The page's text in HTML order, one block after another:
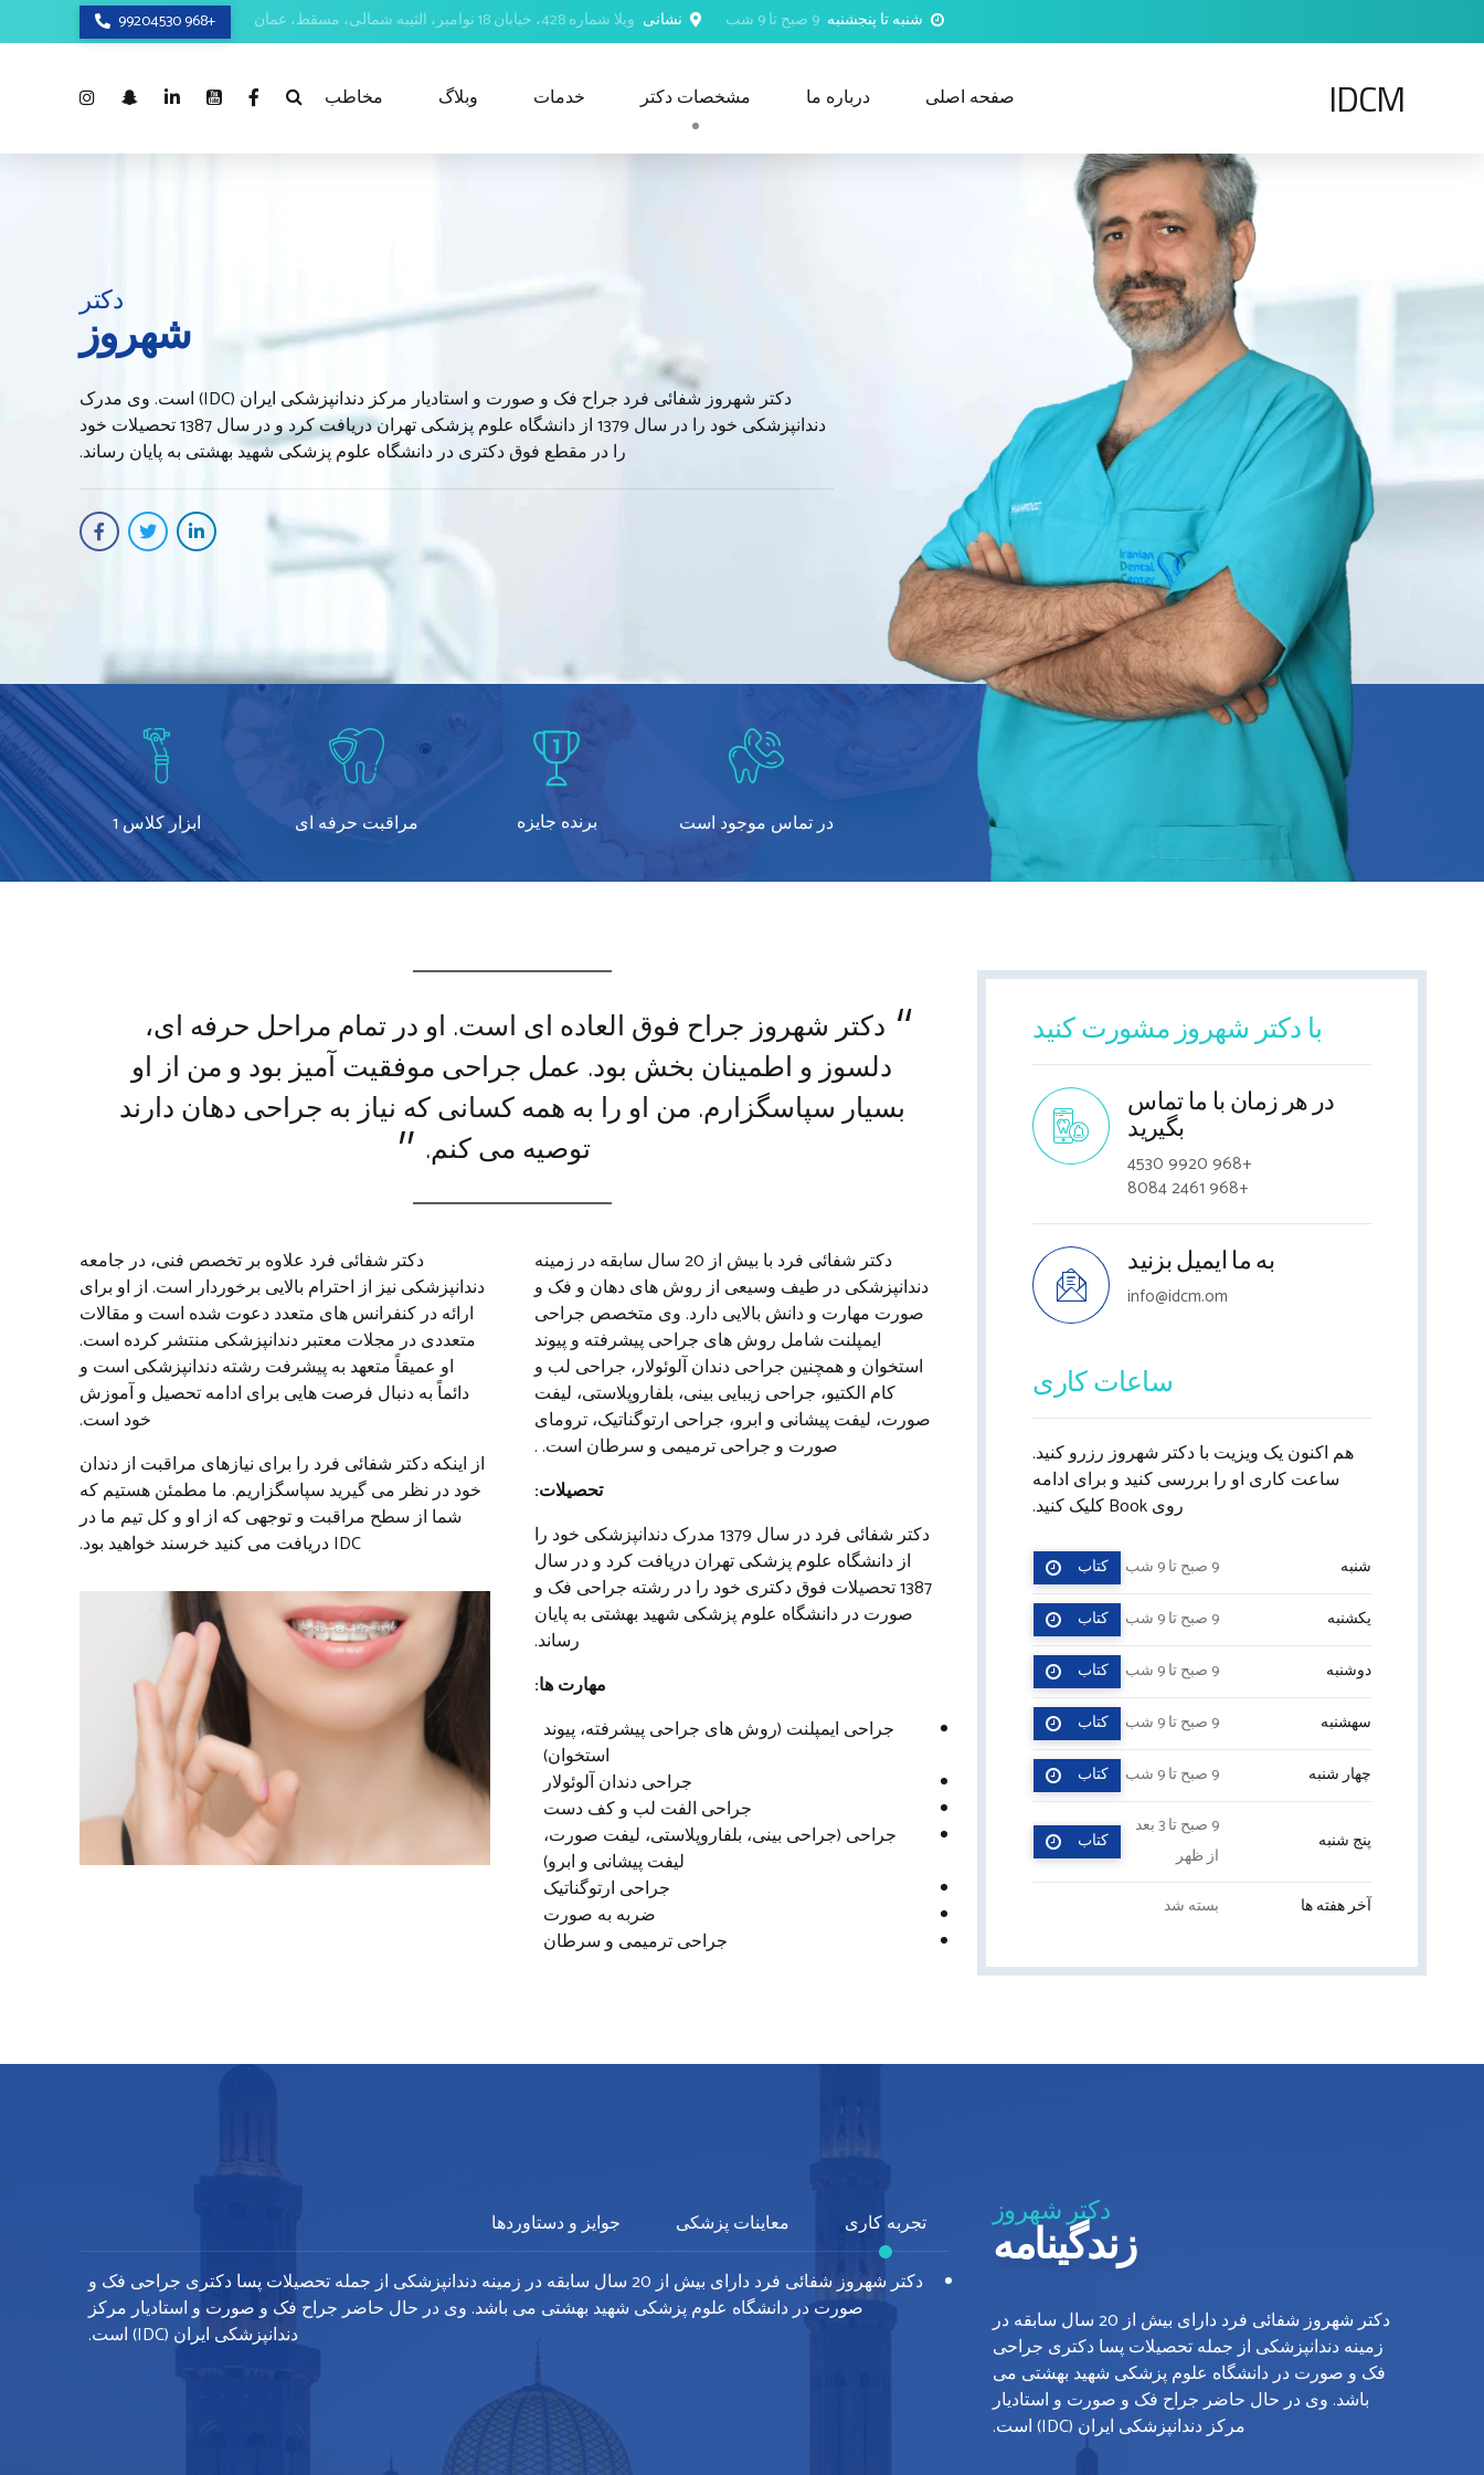
شنبه تا پنجشنبه 9 صبح تا 9 شب نشانی ویلا شماره 428، خیابان 18 نوامبر، الثیبه شمالی، مسقط، عمان +968 99204530
IDCM صفحه اصلی درباره ما مشخصات دکتر خدمات وبلاگ مخاطب
دکتر
شهروز
دکتر شهروز شفائی فرد جراح فک و صورت و استادیار مرکز دندانپزشکی ایران (IDC) است. وی مدرک
دندانپزشکی خود را در سال 1379 از دانشگاه علوم پزشکی تهران دریافت کرد و در سال 1387 تحصیلات خود
را در مقطع فوق دکتری در دانشگاه علوم پزشکی شهید بهشتی به پایان رساند.
در تماس موجود است برنده جایزه مراقبت حرفه ای ابزار کلاس 1
با دکتر شهروز مشورت کنید
در هر زمان با ما تماس
بگیرید
+968 9920 4530
+968 2461 8084
به ما ایمیل بزنید
info@idcm.om
ساعات کاری
هم اکنون یک ویزیت با دکتر شهروز رزرو کنید.
ساعت کاری او را بررسی کنید و برای ادامه
روی Book کلیک کنید.
شنبه 9 صبح تا 9 شب کتاب
یکشنبه 9 صبح تا 9 شب کتاب
دوشنبه 9 صبح تا 9 شب کتاب
سهشنبه 9 صبح تا 9 شب کتاب
چهار شنبه 9 صبح تا 9 شب کتاب
پنج شنبه
9 صبح تا 3 بعد
از ظهر
کتاب
آخر هفته ها بسته شد
دکتر شهروز جراح فوق العاده ای است. او در تمام مراحل حرفه ای،
دلسوز و اطمینان بخش بود. عمل جراحی موفقیت آمیز بود و من از او
بسیار سپاسگزارم. من او را به همه کسانی که نیاز به جراحی دهان دارند
توصیه می کنم.
دکتر شفائی فرد با بیش از 20 سال سابقه در زمینه
دندانپزشکی در طیف وسیعی از روش های دهان و فک و
صورت مهارت و دانش بالایی دارد. وی متخصص جراحی
ایمپلنت شامل روش های جراحی پیشرفته و پیوند
استخوان و همچنین جراحی دندان آلوئولار، جراحی لب و
کام الکتیو، جراحی زیبایی بینی، بلفاروپلاستی، لیفت
صورت، لیفت پیشانی و ابرو، جراحی ارتوگناتیک، ترومای
صورت و جراحی ترمیمی و سرطان است. .
تحصیلات:
دکتر شفائی فرد در سال 1379 مدرک دندانپزشکی خود را
از دانشگاه علوم پزشکی تهران دریافت کرد و در سال
1387 تحصیلات فوق دکتری خود را در رشته جراحی فک و
صورت در دانشگاه علوم پزشکی شهید بهشتی به پایان
رساند.
مهارت ها:
جراحی ایمپلنت (روش های جراحی پیشرفته، پیوند
استخوان)
جراحی دندان آلوئولار
جراحی الفت لب و کف دست
جراحی (جراحی بینی، بلفاروپلاستی، لیفت صورت،
لیفت پیشانی و ابرو)
جراحی ارتوگناتیک
ضربه به صورت
جراحی ترمیمی و سرطان
دکتر شفائی فرد علاوه بر تخصص فنی، در جامعه
دندانپزشکی نیز از احترام بالایی برخوردار است. از او برای
ارائه در کنفرانس های متعدد دعوت شده است و مقالات
متعددی در مجلات معتبر دندانپزشکی منتشر کرده است.
او عمیقاً متعهد به پیشرفت رشته دندانپزشکی است و
دائماً به دنبال فرصت هایی برای ادامه تحصیل و آموزش
خود است.
از اینکه دکتر شفائی فرد را برای نیازهای مراقبت از دندان
خود در نظر می گیرید سپاسگزاریم. ما مطمئن هستیم که
شما از سطح مراقبت و توجهی که از او و کل تیم ما در
IDC دریافت می کنید خرسند خواهید بود.
دکتر شهروز
زندگینامه
دکتر شهروز شفائی فرد دارای بیش از 20 سال سابقه در
زمینه دندانپزشکی از جمله تحصیلات پسا دکتری جراحی
فک و صورت در دانشگاه علوم پزشکی شهید بهشتی می
باشد. وی در حال حاضر جراح فک و صورت و استادیار
مرکز دندانپزشکی ایران (IDC) است.
تجربه کاری معاینات پزشکی
جوایز و دستاوردها
دکتر شهروز شفائی فرد دارای بیش از 20 سال سابقه در زمینه دندانپزشکی از جمله تحصیلات پسا دکتری جراحی فک و
صورت در دانشگاه علوم پزشکی شهید بهشتی می باشد. وی در حال حاضر جراح فک و صورت و استادیار مرکز
دندانپزشکی ایران (IDC) است.